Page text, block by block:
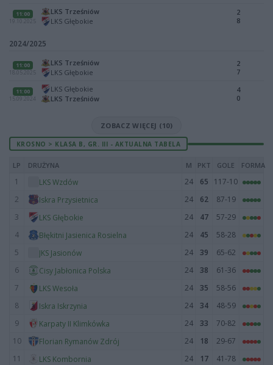
11:00
19.10.2025
LKS Trześniów
LKS Głębokie
2
8
2024/2025
11:00
18.05.2025
LKS Trześniów
LKS Głębokie
2
7
11:00
15.09.2024
LKS Głębokie
LKS Trześniów
4
0
ZOBACZ WIĘCEJ (10)
KROSNO > KLASA B, GR. III - AKTUALNA TABELA
LP DRUŻYNA M PKT GOLE FORMA
1 LKS Wzdów 24 65
117-10
2
Iskra Przysietnica 24 62
87-19
3
LKS Głębokie 24 47
57-29
4
Błękitni Jasienica Rosielna 24 45
58-28
5
JKS Jasionów 24 39
65-62
6
Cisy Jabłonica Polska 24 38
61-36
7
LKS Wesoła 24 35
58-56
8
Iskra Iskrzynia 24 34
48-59
9
Karpaty II Klimkówka 24 33
70-82
10
Florian Rymanów Zdrój 24 18
29-67
11
LKS Kombornia 24 17
41-78